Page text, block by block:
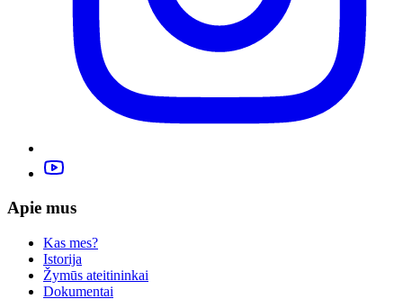
Apie mus
Kas mes?
Istorija
Žymūs ateitininkai
Dokumentai